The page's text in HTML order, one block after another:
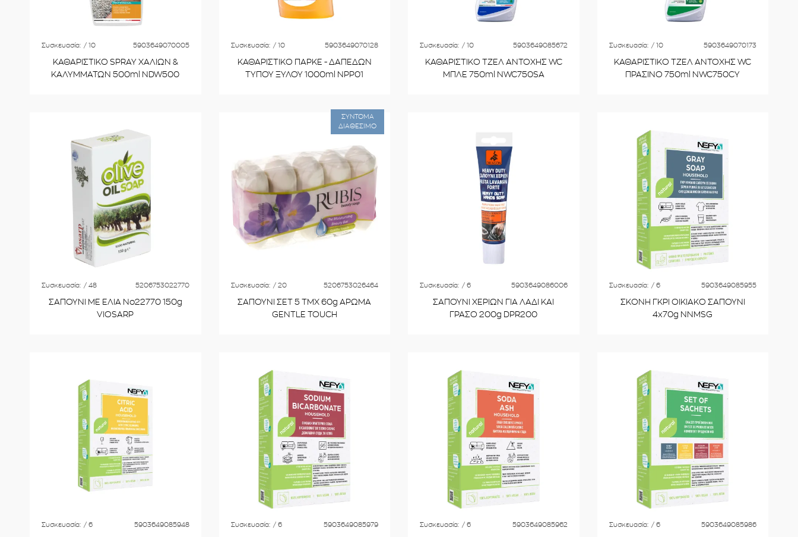
Συσκευασία: / 10 5903649070005
ΚΑΘΑΡΙΣΤΙΚΟ SPRAY ΧΑΛΙΩΝ &
ΚΑΛΥΜΜΑΤΩΝ 500ml NDW500
Συσκευασία: / 10 5903649070128
ΚΑΘΑΡΙΣΤΙΚΟ ΠΑΡΚΕ - ΔΑΠΕΔΩΝ
ΤΥΠΟΥ ΞΥΛΟΥ 1000ml NPP01
Συσκευασία: / 10 5903649085672
ΚΑΘΑΡΙΣΤΙΚΟ ΤΖΕΛ ΑΝΤΟΧΗΣ WC
ΜΠΛΕ 750ml NWC750SA
Συσκευασία: / 10 5903649070173
ΚΑΘΑΡΙΣΤΙΚΟ ΤΖΕΛ ΑΝΤΟΧΗΣ WC
ΠΡΑΣΙΝΟ 750ml NWC750CY
Συσκευασία: / 48 5206753022770
ΣΑΠΟΥΝΙ ΜΕ ΕΛΙΑ No22770 150g
VIOSARP
Συσκευασία: / 20 5206753026464
ΣΑΠΟΥΝΙ ΣΕΤ 5 ΤΜΧ 60g ΑΡΩΜΑ
GENTLE TOUCH
ΣΥΝΤΟΜΑ
ΔΙΑΘΕΣΙΜΟ
Συσκευασία: / 6 5903649086006
ΣΑΠΟΥΝΙ ΧΕΡΙΩΝ ΓΙΑ ΛΑΔΙ ΚΑΙ
ΓΡΑΣΟ 200g DPR200
Συσκευασία: / 6 5903649085955
ΣΚΟΝΗ ΓΚΡΙ ΟΙΚΙΑΚΟ ΣΑΠΟΥΝΙ
4x70g NNMSG
Συσκευασία: / 6 5903649085948 Συσκευασία: / 6 5903649085979 Συσκευασία: / 6 5903649085962 Συσκευασία: / 6 5903649085986